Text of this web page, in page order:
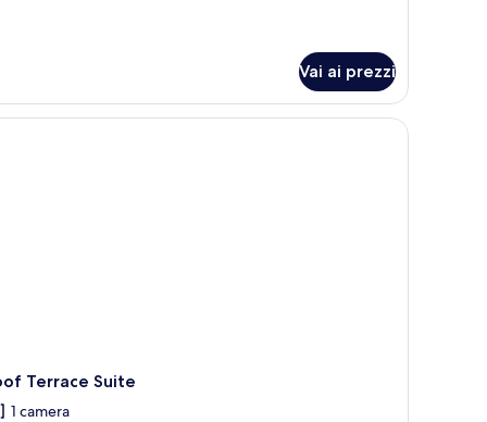
Vai ai prezzi
e una parete decorata con stampe botaniche incorniciate.
rossi, una parete verde con una sezione a righe bianco e nere, e
Terrace Suite
1 camera